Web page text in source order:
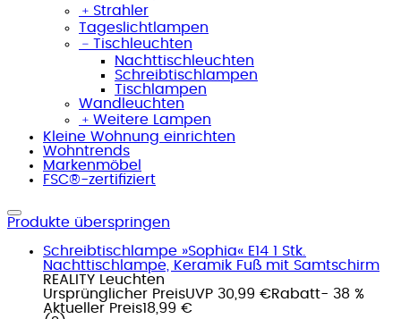
﹢ Strahler
Tageslichtlampen
﹣ Tischleuchten
Nachttischleuchten
Schreibtischlampen
Tischlampen
Wandleuchten
﹢ Weitere Lampen
Kleine Wohnung einrichten
Wohntrends
Markenmöbel
FSC®-zertifiziert
Produkte überspringen
Schreibtischlampe »Sophia« E14 1 Stk.
Nachttischlampe, Keramik Fuß mit Samtschirm
REALITY Leuchten
Ursprünglicher PreisUVP 30,99 €Rabatt- 38 %
Aktueller Preis18,99 €